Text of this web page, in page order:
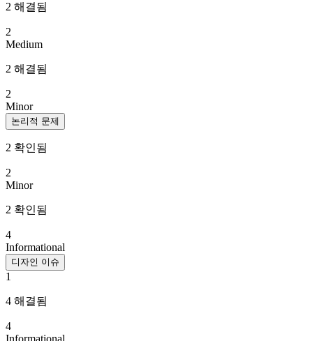
2 해결됨
2
Medium
2 해결됨
2
Minor
논리적 문제
2 확인됨
2
Minor
2 확인됨
4
Informational
디자인 이슈
1
4 해결됨
4
Informational